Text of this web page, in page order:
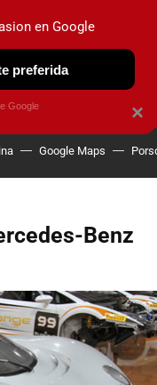
OBSERVATORIO
Google Maps
Benz
×
en Google
preferida
Google